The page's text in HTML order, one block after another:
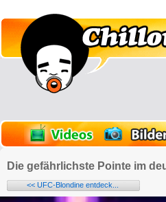
Die gefährlichste Pointe im
<< UFC-Blondine entdeck...